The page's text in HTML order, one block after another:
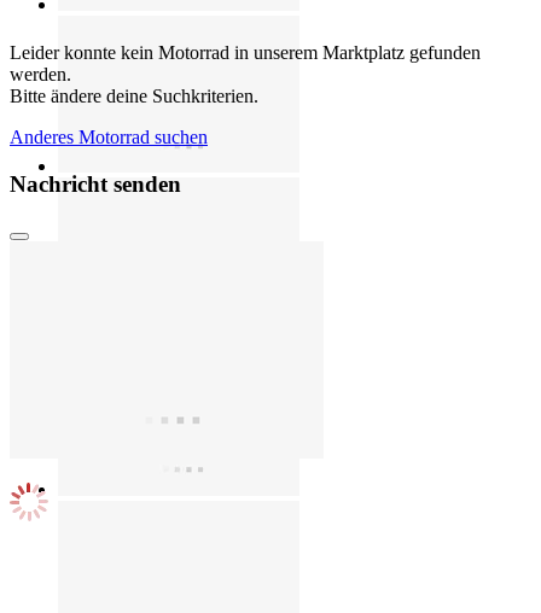
Leider konnte kein Motorrad in unserem Marktplatz gefunden
werden.
Bitte ändere deine Suchkriterien.
Anderes Motorrad suchen
Nachricht senden